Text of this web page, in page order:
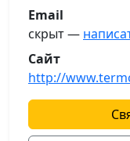
Email
скрыт —
Сайт
http://